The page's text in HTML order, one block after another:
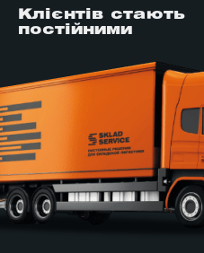
Клієнтів стають
постійними